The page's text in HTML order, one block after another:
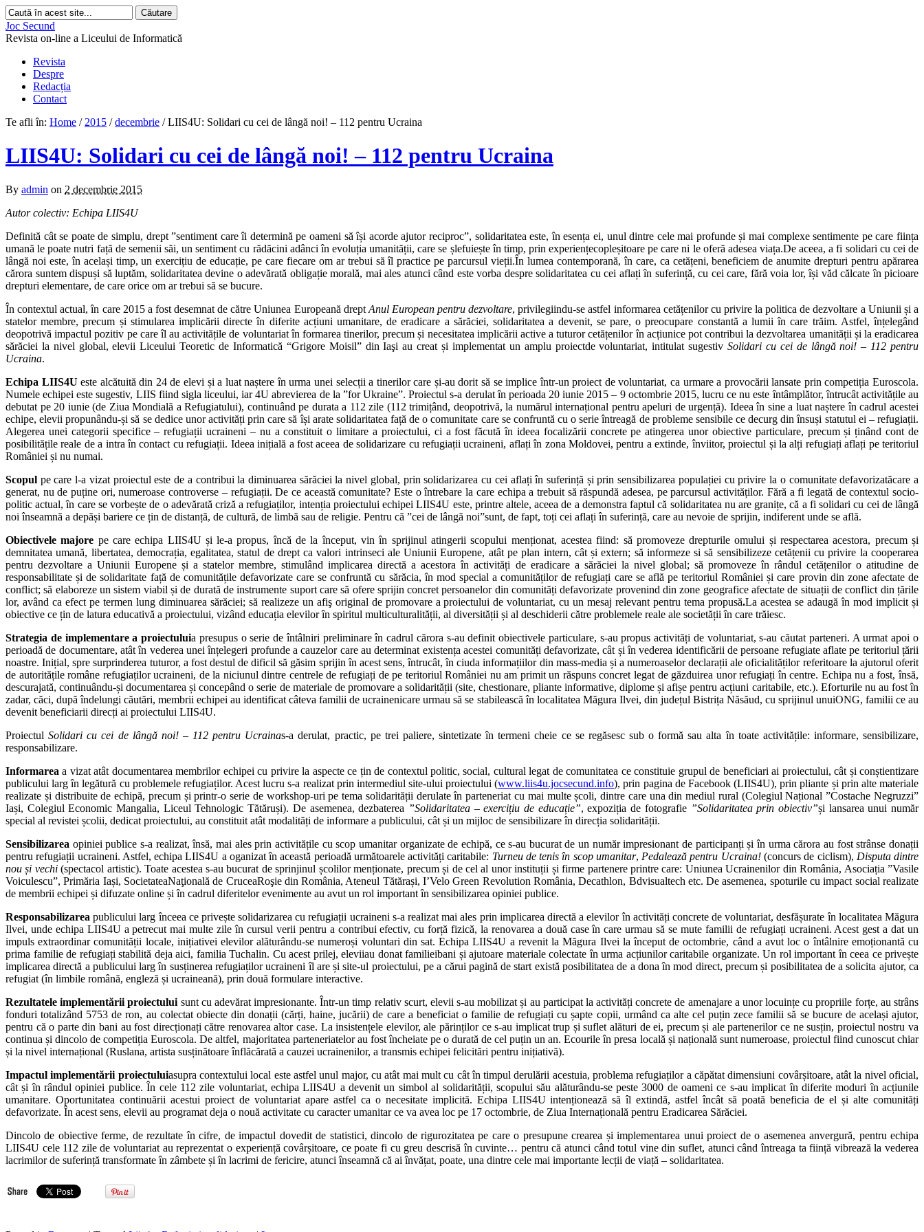
Joc Secund
Revista on-line a Liceului de Informatică
Revista
Despre
Redacția
Contact
Te afli în: Home / 2015 / decembrie / LIIS4U: Solidari cu cei de lângă noi! – 112 pentru Ucraina
LIIS4U: Solidari cu cei de lângă noi! – 112 pentru Ucraina
By admin on 2 decembrie 2015
Autor colectiv: Echipa LIIS4U
Definită cât se poate de simplu, drept ”sentiment care îi determină pe oameni să își acorde ajutor reciproc”, solidaritatea este, în esența ei, unul dintre cele mai profunde și mai complexe sentimente pe care ființa
umană le poate nutri față de semenii săi, un sentiment cu rădăcini adânci în evoluția umanității, care se șlefuiește în timp, prin experiențecopleșitoare pe care ni le oferă adesea viața.De aceea, a fi solidari cu cei de
lângă noi este, în același timp, un exercițiu de educație, pe care fiecare om ar trebui să îl practice pe parcursul vieții.În lumea contemporană, în care, ca cetățeni, beneficiem de anumite drepturi pentru apărarea
cărora suntem dispuși să luptăm, solidaritatea devine o adevărată obligație morală, mai ales atunci când este vorba despre solidaritatea cu cei aflați în suferință, cu cei care, fără voia lor, își văd călcate în picioare
drepturi elementare, de care orice om ar trebui să se bucure.
În contextul actual, în care 2015 a fost desemnat de către Uniunea Europeană drept Anul European pentru dezvoltare, privilegiindu-se astfel informarea cetățenilor cu privire la politica de dezvoltare a Uniunii și a
statelor membre, precum și stimularea implicării directe în diferite acțiuni umanitare, de eradicare a sărăciei, solidaritatea a devenit, se pare, o preocupare constantă a lumii în care trăim. Astfel, înțelegând
deopotrivă impactul pozitiv pe care îl au activitățile de voluntariat în formarea tinerilor, precum și necesitatea implicării active a tuturor cetățenilor în acțiunice pot contribui la dezvoltarea umanității și la eradicarea
sărăciei la nivel global, elevii Liceului Teoretic de Informatică “Grigore Moisil” din Iaşi au creat și implementat un amplu proiectde voluntariat, intitulat sugestivSolidari cu cei de lângă noi! – 112 pentru
Ucraina.
Echipa LIIS4U este alcătuită din 24 de elevi și a luat naștere în urma unei selecții a tinerilor care și-au dorit să se implice într-un proiect de voluntariat, ca urmare a provocării lansate prin competiția Euroscola.
Numele echipei este sugestiv, LIIS fiind sigla liceului, iar 4U abrevierea de la ”for Ukraine”. Proiectul s-a derulat în perioada 20 iunie 2015 – 9 octombrie 2015, lucru ce nu este întâmplător, întrucât activitățile au
debutat pe 20 iunie (de Ziua Mondială a Refugiatului), continuând pe durata a 112 zile (112 trimițând, deopotrivă, la numărul internațional pentru apeluri de urgență). Ideea în sine a luat naștere în cadrul acestei
echipe, elevii propunându-și să se dedice unor activități prin care să își arate solidaritatea față de o comunitate care se confruntă cu o serie întreagă de probleme sensibile ce decurg din însuși statutul ei – refugiații.
Alegerea unei categorii specifice – refugiații ucraineni – nu a constituit o limitare a proiectului, ci a fost făcută în ideea focalizării concrete pe atingerea unor obiective particulare, precum și ținând cont de
posibilitățile reale de a intra în contact cu refugiații. Ideea inițială a fost aceea de solidarizare cu refugiații ucraineni, aflați în zona Moldovei, pentru a extinde, înviitor, proiectul și la alți refugiați aflați pe teritoriul
României și nu numai.
Scopul pe care l-a vizat proiectul este de a contribui la diminuarea sărăciei la nivel global, prin solidarizarea cu cei aflați în suferință și prin sensibilizarea populației cu privire la o comunitate defavorizatăcare a
generat, nu de puține ori, numeroase controverse – refugiații. De ce această comunitate? Este o întrebare la care echipa a trebuit să răspundă adesea, pe parcursul activităților. Fără a fi legată de contextul socio-
politic actual, în care se vorbește de o adevărată criză a refugiaților, intenția proiectului echipei LIIS4U este, printre altele, aceea de a demonstra faptul că solidaritatea nu are granițe, că a fi solidari cu cei de lângă
noi înseamnă a depăși bariere ce țin de distanță, de cultură, de limbă sau de religie. Pentru că ”cei de lângă noi”sunt, de fapt, toți cei aflați în suferință, care au nevoie de sprijin, indiferent unde se află.
Obiectivele majore pe care echipa LIIS4U și le-a propus, încă de la început, vin în sprijinul atingerii scopului menționat, acestea fiind: să promoveze drepturile omului și respectarea acestora, precum și
demnitatea umană, libertatea, democrația, egalitatea, statul de drept ca valori intrinseci ale Uniunii Europene, atât pe plan intern, cât și extern; să informeze si să sensibilizeze cetățenii cu privire la cooperarea
pentru dezvoltare a Uniunii Europene și a statelor membre, stimulând implicarea directă a acestora în activități de eradicare a sărăciei la nivel global; să promoveze în rândul cetățenilor o atitudine de
responsabilitate și de solidaritate față de comunitățile defavorizate care se confruntă cu sărăcia, în mod special a comunităților de refugiați care se află pe teritoriul României și care provin din zone afectate de
conflict; să elaboreze un sistem viabil și de durată de instrumente suport care să ofere sprijin concret persoanelor din comunități defavorizate provenind din zone geografice afectate de situații de conflict din țările
lor, având ca efect pe termen lung diminuarea sărăciei; să realizeze un afiş original de promovare a proiectului de voluntariat, cu un mesaj relevant pentru tema propusă.La acestea se adaugă în mod implicit și
obiective ce țin de latura educativă a proiectului, vizând educația elevilor în spiritul multiculturalității, al diversității și al deschiderii către problemele reale ale societății în care trăiesc.
Strategia de implementare a proiectuluia presupus o serie de întâlniri preliminare în cadrul cărora s-au definit obiectivele particulare, s-au propus activități de voluntariat, s-au căutat parteneri. A urmat apoi o
perioadă de documentare, atât în vederea unei înțelegeri profunde a cauzelor care au determinat existența acestei comunități defavorizate, cât și în vederea identificării de persoane refugiate aflate pe teritoriul țării
noastre. Inițial, spre surprinderea tuturor, a fost destul de dificil să găsim sprijin în acest sens, întrucât, în ciuda informațiilor din mass-media și a numeroaselor declarații ale oficialităților referitoare la ajutorul oferit
de autoritățile române refugiaților ucraineni, de la niciunul dintre centrele de refugiați de pe teritoriul României nu am primit un răspuns concret legat de găzduirea unor refugiați în centre. Echipa nu a fost, însă,
descurajată, continuându-și documentarea și concepând o serie de materiale de promovare a solidarității (site, chestionare, pliante informative, diplome și afișe pentru acțiuni caritabile, etc.). Eforturile nu au fost în
zadar, căci, după îndelungi căutări, membrii echipei au identificat câteva familii de ucrainenicare urmau să se stabilească în localitatea Măgura Ilvei, din județul Bistrița Năsăud, cu sprijinul unuiONG, familii ce au
devenit beneficiarii direcți ai proiectului LIIS4U.
ProiectulSolidari cu cei de lângă noi! – 112 pentru Ucrainas-a derulat, practic, pe trei paliere, sintetizate în termeni cheie ce se regăsesc sub o formă sau alta în toate activitățile: informare, sensibilizare,
responsabilizare.
Informarea a vizat atât documentarea membrilor echipei cu privire la aspecte ce țin de contextul politic, social, cultural legat de comunitatea ce constituie grupul de beneficiari ai proiectului, cât și conștientizare
publicului larg în legătură cu problemele refugiaților. Acest lucru s-a realizat prin intermediul site-ului proiectului (www.liis4u.jocsecund.info), prin pagina de Facebook (LIIS4U), prin pliante și prin alte materiale
realizate și distribuite de echipă, precum și printr-o serie de workshop-uri pe tema solidarității derulate în parteneriat cu mai multe școli, dintre care una din mediul rural (Colegiul Național ”Costache Negruzzi”
Iași, Colegiul Economic Mangalia, Liceul Tehnologic Tătăruși). De asemenea, dezbaterea ”Solidaritatea – exercițiu de educație”, expoziția de fotografie ”Solidaritatea prin obiectiv”și lansarea unui număr
special al revistei școlii, dedicat proiectului, au constituit atât modalități de informare a publicului, cât și un mijloc de sensibilizare în direcția solidarității.
Sensibilizarea opiniei publice s-a realizat, însă, mai ales prin activitățile cu scop umanitar organizate de echipă, ce s-au bucurat de un număr impresionant de participanți și în urma cărora au fost strânse donații
pentru refugiații ucraineni. Astfel, echipa LIIS4U a oganizat în această perioadă următoarele activități caritabile: Turneu de tenis în scop umanitar, Pedalează pentru Ucraina!(concurs de ciclism), Disputa dintre
nou și vechi(spectacol artistic). Toate acestea s-au bucurat de sprinjinul școlilor menționate, precum și de cel al unor instituții și firme partenere printre care: Uniunea Ucrainenilor din România, Asociația ”Vasile
Voiculescu”, Primăria Iași, SocietateaNaţională de CruceaRoşie din România, Ateneul Tătărași, I’Velo Green Revolution România, Decathlon, Bdvisualtech etc. De asemenea, spoturile cu impact social realizate
de membrii echipei și difuzate online și în cadrul diferitelor evenimente au avut un rol important în sensibilizarea opiniei publice.
Responsabilizarea publicului larg înceea ce privește solidarizarea cu refugiații ucraineni s-a realizat mai ales prin implicarea directă a elevilor în activități concrete de voluntariat, desfășurate în localitatea Măgura
Ilvei, unde echipa LIIS4U a petrecut mai multe zile în cursul verii pentru a contribui efectiv, cu forță fizică, la renovarea a două case în care urmau să se mute familii de refugiați ucraineni. Acest gest a dat un
impuls extraordinar comunității locale, inițiativei elevilor alăturându-se numeroși voluntari din sat. Echipa LIIS4U a revenit la Măgura Ilvei la început de octombrie, când a avut loc o întâlnire emoționantă cu
prima familie de refugiați stabilită deja aici, familia Tuchalin. Cu acest prilej, eleviiau donat familieibani și ajutoare materiale colectate în urma acțiunilor caritabile organizate. Un rol important în ceea ce privește
implicarea directă a publicului larg în susținerea refugiaților ucraineni îl are și site-ul proiectului, pe a cărui pagină de start există posibilitatea de a dona în mod direct, precum și posibilitatea de a solicita ajutor, ca
refugiat (în limbile română, engleză și ucraineană), prin două formulare interactive.
Rezultatele implementării proiectului sunt cu adevărat impresionante. Într-un timp relativ scurt, elevii s-au mobilizat și au participat la activități concrete de amenajare a unor locuințe cu propriile forțe, au strâns
fonduri totalizând 5753 de ron, au colectat obiecte din donații (cărți, haine, jucării) de care a beneficiat o familie de refugiați cu șapte copii, urmând ca alte cel puțin zece familii să se bucure de același ajutor,
pentru că o parte din bani au fost direcționați către renovarea altor case. La insistențele elevilor, ale părinților ce s-au implicat trup și suflet alături de ei, precum și ale partenerilor ce ne susțin, proiectul nostru va
continua și dincolo de competiția Euroscola. De altfel, majoritatea parteneriatelor au fost încheiate pe o durată de cel puțin un an. Ecourile în presa locală și națională sunt numeroase, proiectul fiind cunoscut chiar
și la nivel internațional (Ruslana, artista susținătoare înflăcărată a cauzei ucrainenilor, a transmis echipei felicitări pentru inițiativă).
Impactul implementării proiectuluiasupra contextului local este astfel unul major, cu atât mai mult cu cât în timpul derulării acestuia, problema refugiaților a căpătat dimensiuni covârșitoare, atât la nivel oficial,
cât și în rândul opiniei publice. În cele 112 zile voluntariat, echipa LIIS4U a devenit un simbol al solidarității, scopului său alăturându-se peste 3000 de oameni ce s-au implicat în diferite moduri în acțiunile
umanitare. Oportunitatea continuării acestui proiect de voluntariat apare astfel ca o necesitate implicită. Echipa LIIS4U intenționează să îl extindă, astfel încât să poată beneficia de el și alte comunități
defavorizate. În acest sens, elevii au programat deja o nouă activitate cu caracter umanitar ce va avea loc pe 17 octombrie, de Ziua Internațională pentru Eradicarea Sărăciei.
Dincolo de obiective ferme, de rezultate în cifre, de impactul dovedit de statistici, dincolo de rigurozitatea pe care o presupune crearea și implementarea unui proiect de o asemenea anvergură, pentru echipa
LIIS4U cele 112 zile de voluntariat au reprezentat o experiență covârșitoare, ce poate fi cu greu descrisă în cuvinte… pentru că atunci când totul vine din suflet, atunci când întreaga ta ființă vibrează la vederea
lacrimilor de suferință transformate în zâmbete și în lacrimi de fericire, atunci înseamnă că ai învățat, poate, una dintre cele mai importante lecții de viață – solidaritatea.